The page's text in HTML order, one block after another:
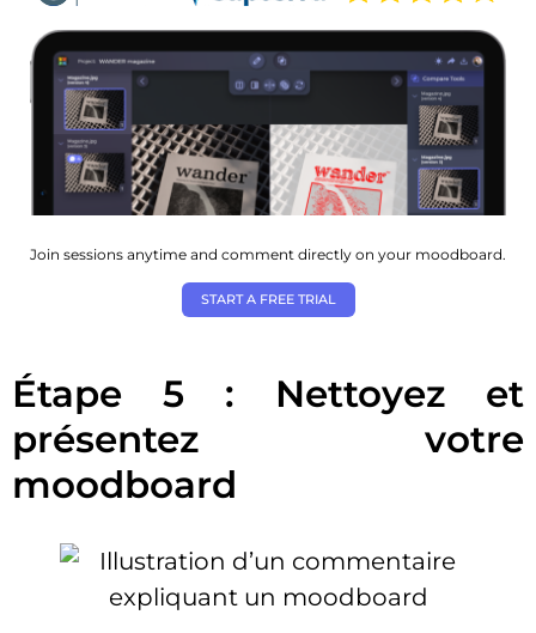
Join sessions anytime and comment directly on your moodboard.
START A FREE TRIAL
Étape 5 : Nettoyez et
présentez votre
moodboard